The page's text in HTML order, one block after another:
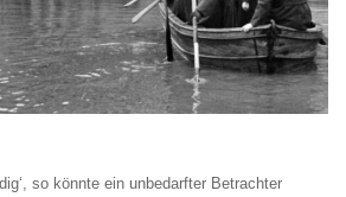
so könnte ein unbedarfter Betrachter